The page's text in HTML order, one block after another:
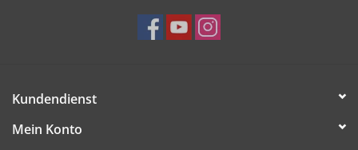
Kundendienst
Mein Konto